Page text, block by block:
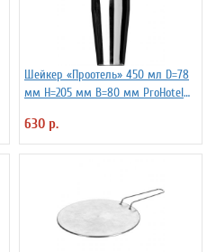
Шейкер «Проотель» 450 мл D=78
мм H=205 мм B=80 мм ProHotel
630 р.